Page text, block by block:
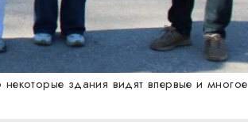
здания видят впервые и многое